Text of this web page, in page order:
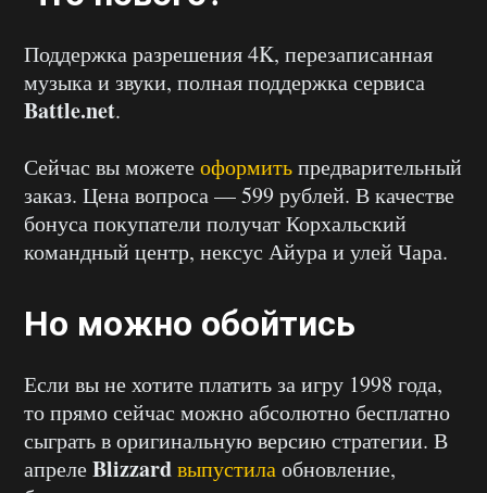
Поддержка разрешения 4K, перезаписанная
музыка и звуки, полная поддержка сервиса
Battle.net.
Сейчас вы можетеоформитьпредварительный
заказ. Цена вопроса — 599 рублей. В качестве
бонуса покупатели получат Корхальский
командный центр, нексус Айура и улей Чара.
Но можно обойтись
Если вы не хотите платить за игру 1998 года,
то прямо сейчас можно абсолютно бесплатно
сыграть в оригинальную версию стратегии. В
апрелеBlizzardвыпустилаобновление,